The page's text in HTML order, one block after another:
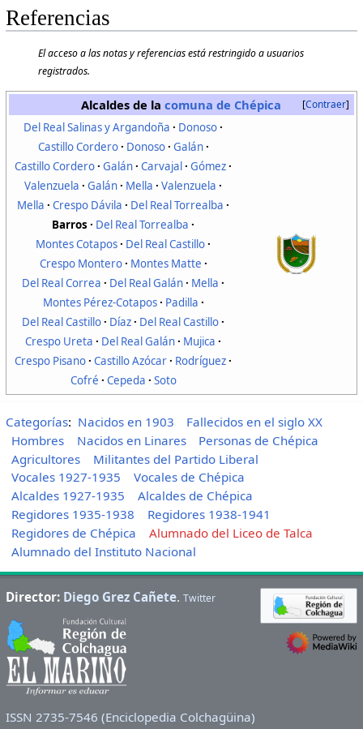
Referencias
El acceso a las notas y referencias está restringido a usuarios
registrados.
Contraer
Alcaldes de lacomuna de Chépica
Del Real Salinas y Argandoña
Donoso
Castillo Cordero
Donoso Galán
Castillo Cordero Galán Carvajal
Gómez
Valenzuela
Galán Mella
Valenzuela
Mella
Crespo Dávila
Del Real Torrealba
Barros
Del Real Torrealba
Montes Cotapos
Del Real Castillo
Crespo Montero
Montes Matte
Del Real Correa
Del Real Galán
Mella
Montes Pérez-Cotapos
Padilla
Del Real Castillo
Díaz
Del Real Castillo
Crespo Ureta
Del Real Galán
Mujica
Crespo Pisano Castillo Azócar
Rodríguez
Cofré
Cepeda Soto
Categorías: Nacidos en 1903
Fallecidos en el siglo XX
Hombres
Nacidos en Linares
Personas de Chépica
Agricultores
Militantes del Partido Liberal
Vocales 1927-1935
Vocales de Chépica
Alcaldes 1927-1935
Alcaldes de Chépica
Regidores 1935-1938
Regidores 1938-1941
Regidores de Chépica
Alumnado del Liceo de Talca
Alumnado del Instituto Nacional
Director: Diego Grez Cañete. Twitter
ISSN 2735-7546 (Enciclopedia Colchagüina)